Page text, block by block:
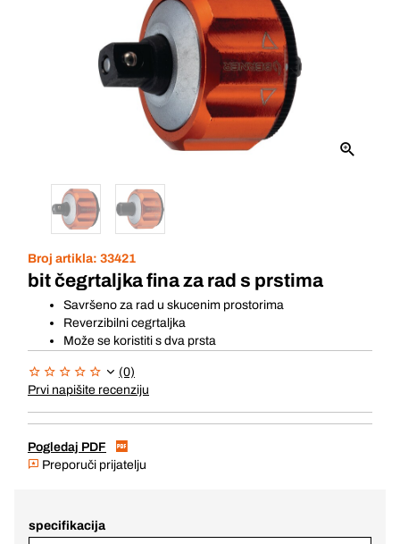
Broj artikla: 33421
bit čegrtaljka fina za rad s prstima
Savršeno za rad u skucenim prostorima
Reverzibilni cegrtaljka
Može se koristiti s dva prsta
(0)
Prvi napišite recenziju
Pogledaj PDF
Preporuči prijatelju
specifikacija